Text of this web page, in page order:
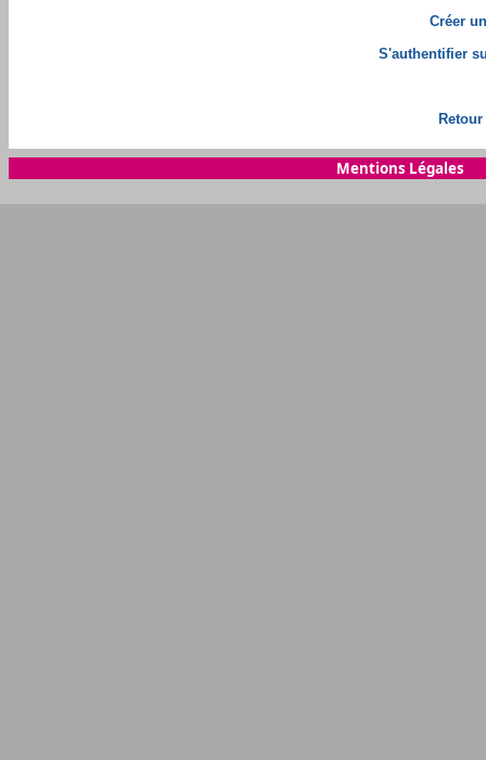
Créer
S'authentifier
Mentions Légales